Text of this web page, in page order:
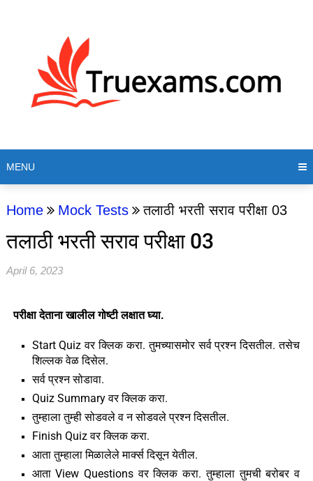
MENU
Home Mock Tests तलाठी भरती सराव परीक्षा 03
तलाठी भरती सराव परीक्षा 03
April 6, 2023
परीक्षा देताना खालील गोष्टी लक्षात घ्या.
Start Quiz वर क्लिक करा. तुमच्यासमोर सर्व प्रश्न दिसतील. तसेच
शिल्लक वेळ दिसेल.
सर्व प्रश्न सोडावा.
Quiz Summary वर क्लिक करा.
तुम्हाला तुम्ही सोडवले व न सोडवले प्रश्न दिसतील.
Finish Quiz वर क्लिक करा.
आता तुम्हाला मिळालेले मार्क्स दिसून येतील.
आता View Questions वर क्लिक करा. तुम्हाला तुमची बरोबर व